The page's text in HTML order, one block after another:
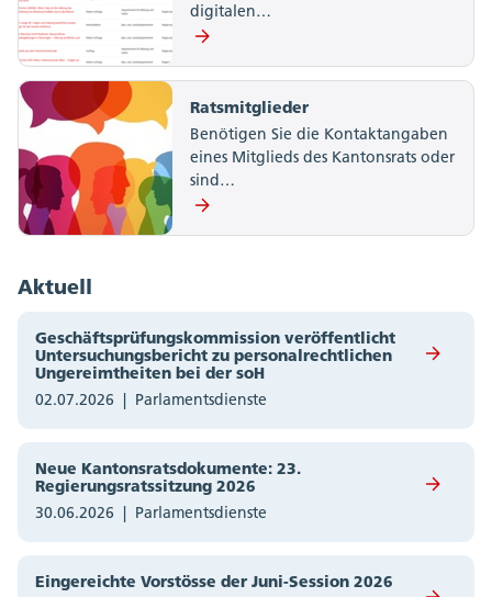
digitalen…
Ratsmitglieder
Benötigen Sie die Kontaktangaben
eines Mitglieds des Kantonsrats oder
sind…
Aktuell
Geschäftsprüfungskommission veröffentlicht
Untersuchungsbericht zu personalrechtlichen
Ungereimtheiten bei der soH
02.07.2026 Parlamentsdienste
Neue Kantonsratsdokumente: 23.
Regierungsratssitzung 2026
30.06.2026 Parlamentsdienste
Eingereichte Vorstösse der Juni-Session 2026